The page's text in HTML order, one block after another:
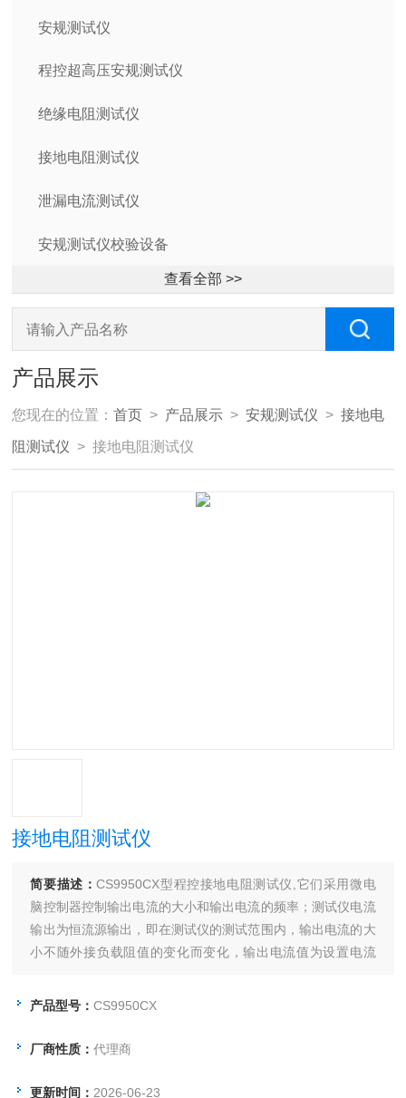
安规测试仪
程控超高压安规测试仪
绝缘电阻测试仪
接地电阻测试仪
泄漏电流测试仪
安规测试仪校验设备
查看全部 >>
产品展示
您现在的位置：首页 > 产品展示 >安规测试仪 >接地电
阻测试仪 > 接地电阻测试仪
接地电阻测试仪
简要描述：CS9950CX型程控接地电阻测试仪,它们采用微电
脑控制器控制输出电流的大小和输出电流的频率；测试仪电流
输出为恒流源输出，即在测试仪的测试范围内，输出电流的大
小不随外接负载阻值的变化而变化，输出电流值为设置电流
口，可方便的与PLC组成综合测试系统，亦可选配RS232接
产品型号：CS9950CX
厂商性质：代理商
更新时间： 2026-06-23